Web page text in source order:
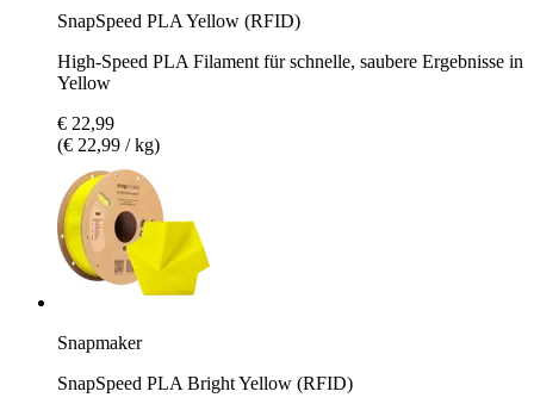
SnapSpeed PLA Yellow (RFID)
High-Speed PLA Filament für schnelle, saubere Ergebnisse in
Yellow
€ 22,99
(€ 22,99 / kg)
Snapmaker
SnapSpeed PLA Bright Yellow (RFID)